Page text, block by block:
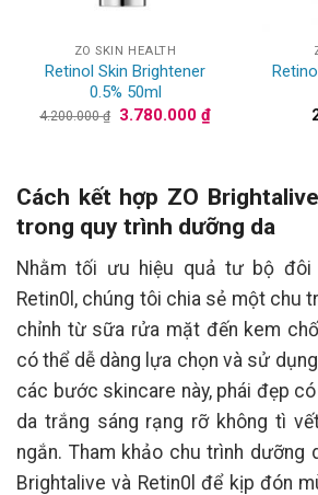
ZO SKIN HEALTH
Retinol Skin Brightener
0.5% 50ml
4.200.000₫ Giá
3.780.000 ₫Giá
hiện
Cách kết hợp ZO
trong quy trình dưỡng da
Nhằm tối ưu hiệu quả tư bộ đôi
Retin0l, chúng tôi chia sẻ một chu
chỉnh từ sữa rửa mặt đến kem
có thể dễ dàng lựa chọn và sử
các bước skincare này, phái đẹp
da trắng sáng rạng rỡ không tì
ngắn. Tham khảo chu trình dưỡng
Brightalive và Retin0l để kịp đón